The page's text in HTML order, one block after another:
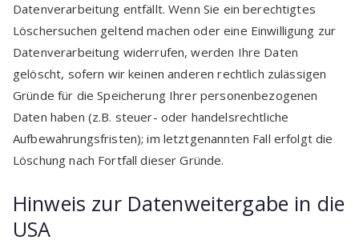
Datenverarbeitung entfällt. Wenn Sie ein berechtigtes
Löschersuchen geltend machen oder eine Einwilligung zur
Datenverarbeitung widerrufen, werden Ihre Daten
gelöscht, sofern wir keinen anderen rechtlich zulässigen
Gründe für die Speicherung Ihrer personenbezogenen
Daten haben (z.B. steuer- oder handelsrechtliche
Aufbewahrungsfristen); im letztgenannten Fall erfolgt die
Löschung nach Fortfall dieser Gründe.
Hinweis zur Datenweitergabe in die
USA